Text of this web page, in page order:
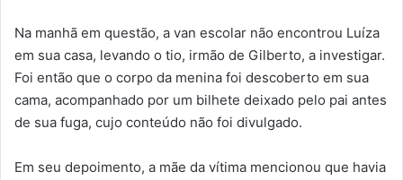
Na manhã em questão, a van escolar não encontrou Luíza
em sua casa, levando o tio, irmão de Gilberto, a investigar.
Foi então que o corpo da menina foi descoberto em sua
cama, acompanhado por um bilhete deixado pelo pai antes
de sua fuga, cujo conteúdo não foi divulgado.
Em seu depoimento, a mãe da vítima mencionou que havia